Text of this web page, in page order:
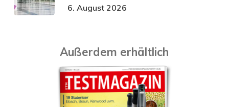
6. August 2026
Außerdem erhältlich